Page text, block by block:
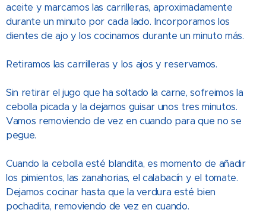
aceite y marcamos las carrilleras, aproximadamente
durante un minuto por cada lado. Incorporamos los
dientes de ajo y los cocinamos durante un minuto más.
Retiramos las carrilleras y los ajos y reservamos.
Sin retirar el jugo que ha soltado la carne, sofreimos la
cebolla picada y la dejamos guisar unos tres minutos.
Vamos removiendo de vez en cuando para que no se
pegue.
Cuando la cebolla esté blandita, es momento de añadir
los pimientos, las zanahorias, el calabacín y el tomate.
Dejamos cocinar hasta que la verdura esté bien
pochadita, removiendo de vez en cuando.